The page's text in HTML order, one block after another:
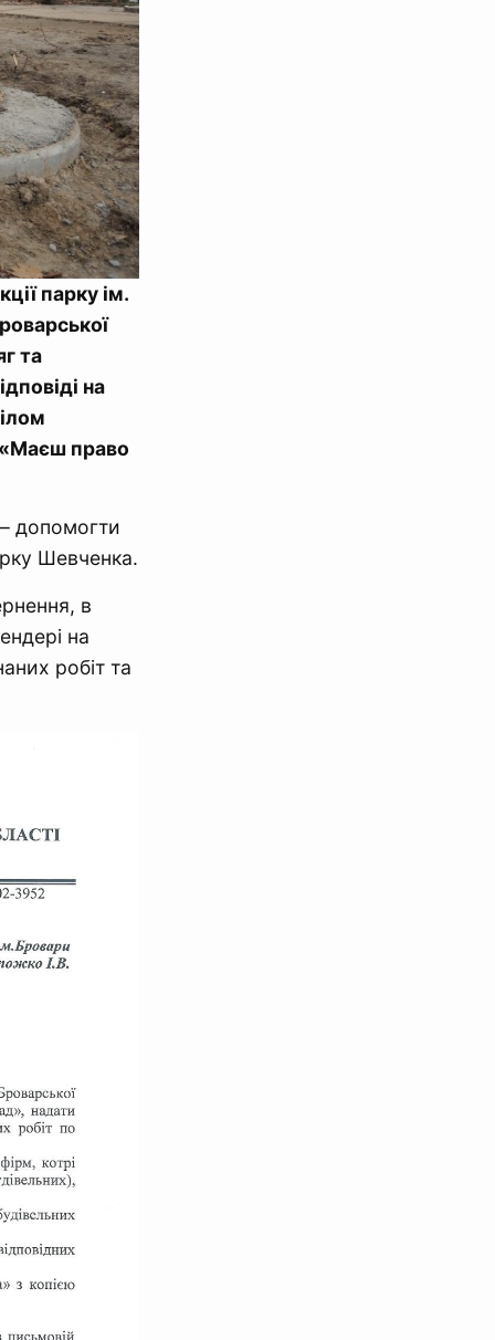
парку ім.
та
на
«Маєш право
допомогти
Шевченка.
в
на
робіт та